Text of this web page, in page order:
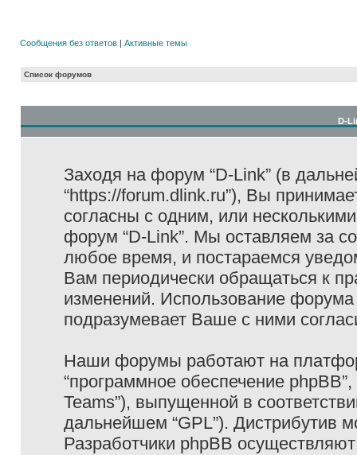
Сообщения без ответов | Активные темы
Список форумов
D-
Заходя на форум “D-Link” (в
“https://forum.dlink.ru”), Вы
согласны с одним, или
форум “D-Link”. Мы оставляем за
любое время, и постараемся
Вам периодически обращаться к
изменений. Использование
подразумевает Ваше с ними
Наши форумы работают на
“программное обеспечение
Teams”), выпущенной в
дальнейшем “GPL”). Дистрибутив
Разработчики phpBB